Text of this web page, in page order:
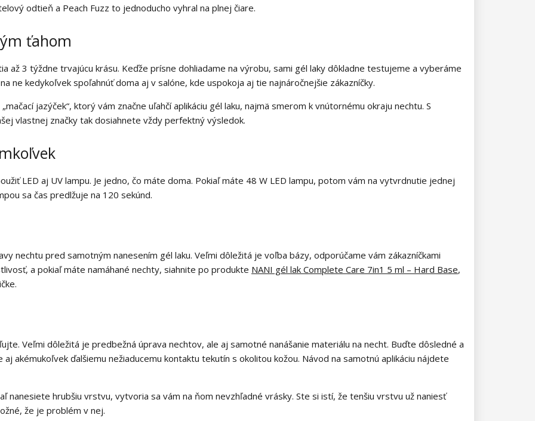
odtieň a Peach Fuzz to jednoducho vyhral na plnej čiare.
ťahom
až 3 týždne trvajúcu krásu. Keďže prísne dohliadame na výrobu, sami gél laky dôkladne testujeme a vyberáme
ne kedykoľvek spoľahnúť doma aj v salóne, kde uspokoja aj tie najnáročnejšie zákazníčky.
jazýček“, ktorý vám značne uľahčí aplikáciu gél laku, najmä smerom k vnútornému okraju nechtu. S
vlastnej značky tak dosiahnete vždy perfektný výsledok.
LED aj UV lampu. Je jedno, čo máte doma. Pokiaľ máte 48 W LED lampu, potom vám na vytvrdnutie jednej
sa čas predlžuje na 120 sekúnd.
nechtu pred samotným nanesením gél laku. Veľmi dôležitá je voľba bázy, odporúčame vám zákazníčkami
a pokiaľ máte namáhané nechty, siahnite po produkte NANI gél lak Complete Care 7in1 5 ml – Hard Base,
Veľmi dôležitá je predbežná úprava nechtov, ale aj samotné nanášanie materiálu na necht. Buďte dôsledné a
akémukoľvek ďalšiemu nežiaducemu kontaktu tekutín s okolitou kožou. Návod na samotnú aplikáciu nájdete
nanesiete hrubšiu vrstvu, vytvoria sa vám na ňom nevzhľadné vrásky. Ste si istí, že tenšiu vrstvu už naniesť
že je problém v nej.